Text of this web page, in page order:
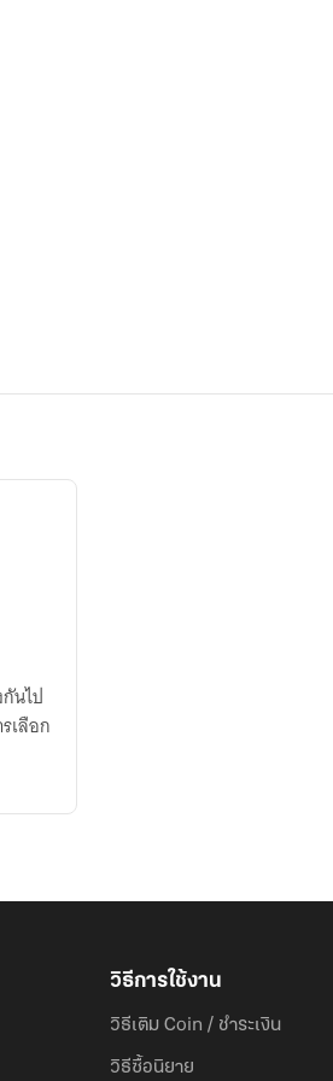
นไป
เลือก
วิธีการใช้งาน
วิธีเติม Coin / ชำระเงิน
วิธีซื้อนิยาย